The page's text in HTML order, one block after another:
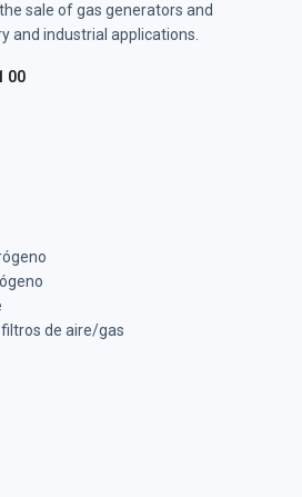
sale of gas generators and
and industrial applications.
00
de aire/gas